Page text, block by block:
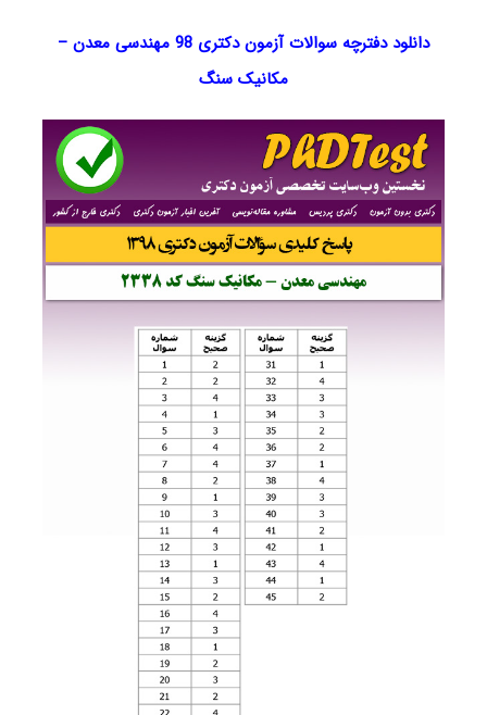
دانلود دفترچه سوالات آزمون دکتری 98 مهندسی معدن –
مکانیک سنگ